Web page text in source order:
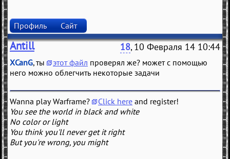
Профиль Сайт
Antill 18, 10 Февраля 14 10:44
XCanG, ты этот файл проверял же? может с помощью
него можно облегчить некоторые задачи
Wanna play Warframe? Click here and register!
You see the world in black and white
No color or light
You think you'll never get it right
But you're wrong, you might